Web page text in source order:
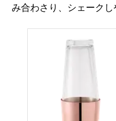
み合わさり、シェークし